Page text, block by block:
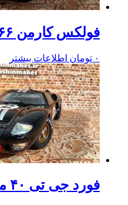
فولکس کارمن ۱۹۶۶
۰ تومان اطلاعات بیشتر
فورد جی تی ۴۰ مدل ۱۹۶۶، ام کا ۲